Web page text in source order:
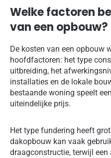
Welke factoren
van een opbouw?
De kosten van een opbouw
hoofdfactoren: het type
uitbreiding, het
installaties en de lokale
bestaande woning speelt
uiteindelijke prijs.
Het type fundering heeft
dakopbouw kan vaak
draagconstructie, terwijl